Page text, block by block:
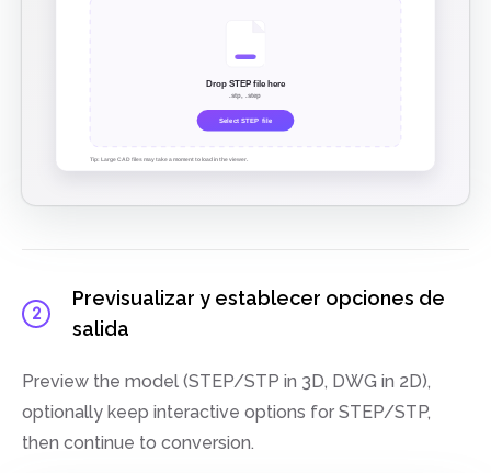
2
Previsualizar y establecer opciones de
salida
Preview the model (STEP/STP in 3D, DWG in 2D),
optionally keep interactive options for STEP/STP,
then continue to conversion.